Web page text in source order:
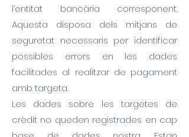
l’entitat bancària corresponent.
Aquesta disposa dels mitjans de
seguretat necessaris per identificar
possibles errors en les dades
facilitades al realitzar de pagament
amb targeta.
Les dades sobre les targetes de
crèdit no queden registrades en cap